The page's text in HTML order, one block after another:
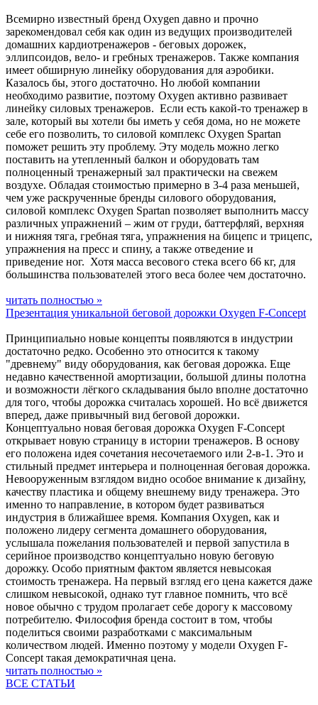
Всемирно известный бренд Oxygen давно и прочно
зарекомендовал себя как один из ведущих производителей
домашних кардиотренажеров - беговых дорожек,
эллипсоидов, вело- и гребных тренажеров. Также компания
имеет обширную линейку оборудования для аэробики.
Казалось бы, этого достаточно. Но любой компании
необходимо развитие, поэтому Oxygen активно развивает
линейку силовых тренажеров. Если есть какой-то тренажер в
зале, который вы хотели бы иметь у себя дома, но не можете
себе его позволить, то силовой комплекс Oxygen Spartan
поможет решить эту проблему. Эту модель можно легко
поставить на утепленный балкон и оборудовать там
полноценный тренажерный зал практически на свежем
воздухе. Обладая стоимостью примерно в 3-4 раза меньшей,
чем уже раскрученные бренды силового оборудования,
силовой комплекс Oxygen Spartan позволяет выполнить массу
различных упражнений – жим от груди, баттерфляй, верхняя
и нижняя тяга, гребная тяга, упражнения на бицепс и трицепс,
упражнения на пресс и спину, а также отведение и
приведение ног. Хотя масса весового стека всего 66 кг, для
большинства пользователей этого веса более чем достаточно.
читать полностью »
Презентация уникальной беговой дорожки Oxygen F-Concept
Принципиально новые концепты появляются в индустрии
достаточно редко. Особенно это относится к такому
"древнему" виду оборудования, как беговая дорожка. Еще
недавно качественной амортизации, большой длины полотна
и возможности лёгкого складывания было вполне достаточно
для того, чтобы дорожка считалась хорошей. Но всё движется
вперед, даже привычный вид беговой дорожки.
Концептуально новая беговая дорожка Oxygen F-Concept
открывает новую страницу в истории тренажеров. В основу
его положена идея сочетания несочетаемого или 2-в-1. Это и
стильный предмет интерьера и полноценная беговая дорожка.
Невооруженным взглядом видно особое внимание к дизайну,
качеству пластика и общему внешнему виду тренажера. Это
именно то направление, в котором будет развиваться
индустрия в ближайшее время. Компания Oxygen, как и
положено лидеру сегмента домашнего оборудования,
услышала пожелания пользователей и первой запустила в
серийное производство концептуально новую беговую
дорожку. Особо приятным фактом является невысокая
стоимость тренажера. На первый взгляд его цена кажется даже
слишком невысокой, однако тут главное помнить, что всё
новое обычно с трудом пролагает себе дорогу к массовому
потребителю. Философия бренда состоит в том, чтобы
поделиться своими разработками с максимальным
количеством людей. Именно поэтому у модели Oxygen F-
Concept такая демократичная цена.
читать полностью »
ВСЕ СТАТЬИ